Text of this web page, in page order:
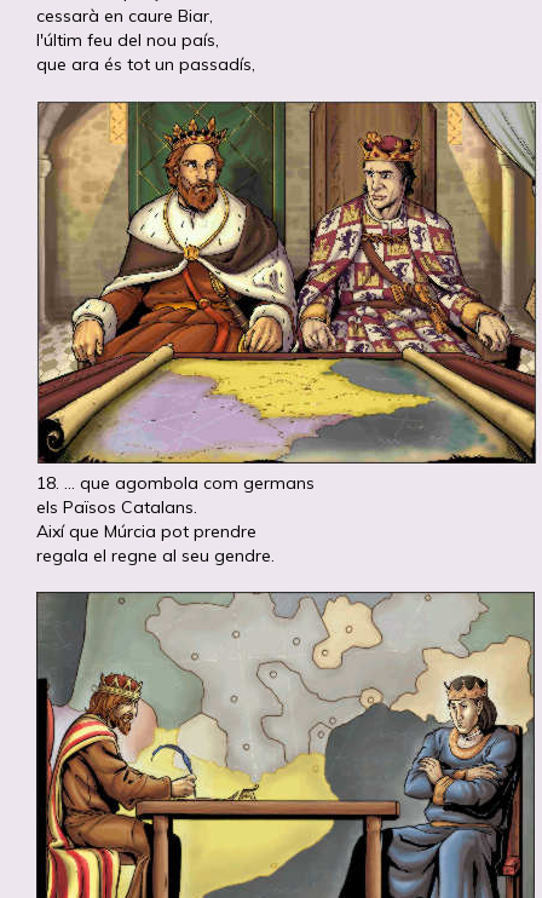
cessarà en caure Biar,
l'últim feu del nou país,
que ara és tot un passadís,
18. ... que agombola com germans
els Països Catalans.
Així que Múrcia pot prendre
regala el regne al seu gendre.